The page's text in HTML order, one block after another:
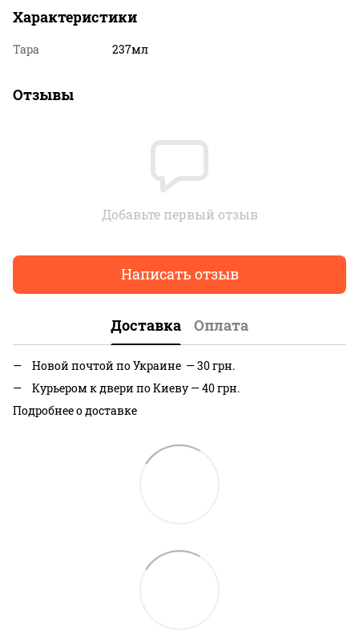
Характеристики
Тара 237мл
Отзывы
Добавьте первый отзыв
Написать отзыв
Доставка Оплата
Новой почтой по Украине — 30 грн.
Курьером к двери по Киеву — 40 грн.
Подробнее о доставке